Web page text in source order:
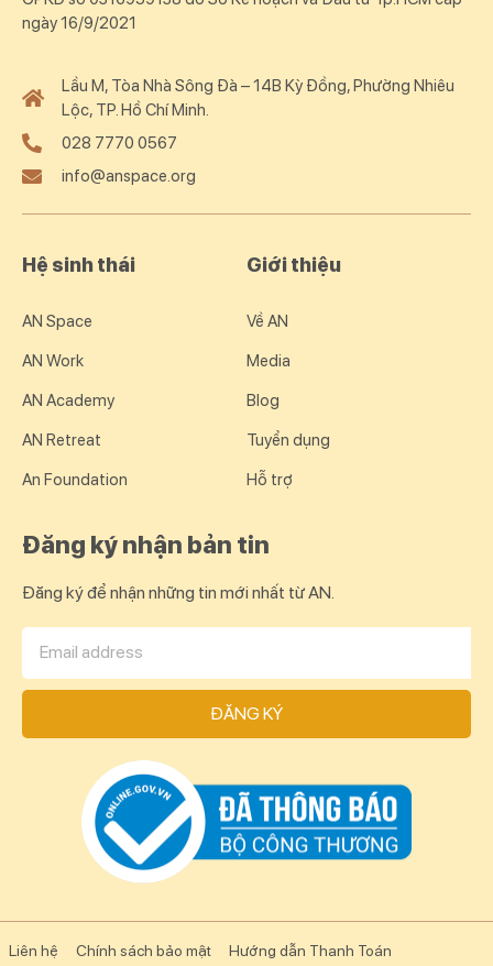
ngày 16/9/2021
Lầu M, Tòa Nhà Sông Đà – 14B Kỳ Đồng, Phường Nhiêu
Lộc, TP. Hồ Chí Minh.
028 7770 0567
info@anspace.org
Hệ sinh thái
AN Space
AN Work
AN Academy
AN Retreat
An Foundation
Giới thiệu
Về AN
Media
Blog
Tuyển dụng
Hỗ trợ
Đăng ký nhận bản tin
Đăng ký để nhận những tin mới nhất từ AN.
ĐĂNG KÝ
Liên hệ Chính sách bảo mật Hướng dẫn Thanh Toán